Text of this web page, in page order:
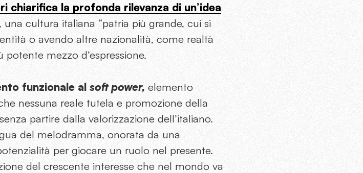
chiarifica la profonda rilevanza di un’idea
cultura italiana “patria più grande, cui si
o avendo altre nazionalità, come realtà
potente mezzo d’espressione.
funzionale al soft power, elemento
nessuna reale tutela e promozione della
partire dalla valorizzazione dell’italiano.
del melodramma, onorata da una
per giocare un ruolo nel presente.
del crescente interesse che nel mondo va